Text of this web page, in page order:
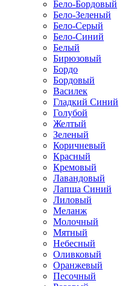
Бело-Бордовый
Бело-Зеленый
Бело-Серый
Бело-Синий
Белый
Бирюзовый
Бордо
Бордовый
Василек
Гладкий Синий
Голубой
Желтый
Зеленый
Коричневый
Красный
Кремовый
Лавандовый
Лапша Синий
Лиловый
Меланж
Молочный
Мятный
Небесный
Оливковый
Оранжевый
Песочный